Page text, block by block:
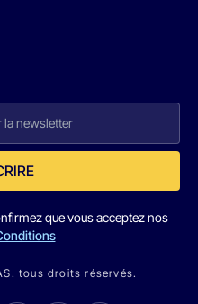
que vous acceptez nos
tous droits réservés.